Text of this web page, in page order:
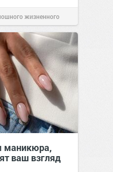
жизненного
маникюра,
ваш взгляд